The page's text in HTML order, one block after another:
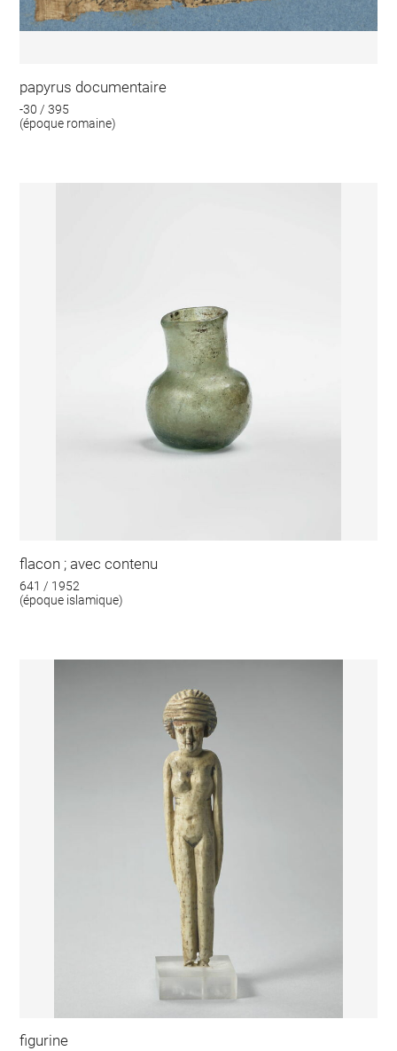
papyrus documentaire
-30 / 395
(époque romaine)
flacon ; avec contenu
641 / 1952
(époque islamique)
figurine